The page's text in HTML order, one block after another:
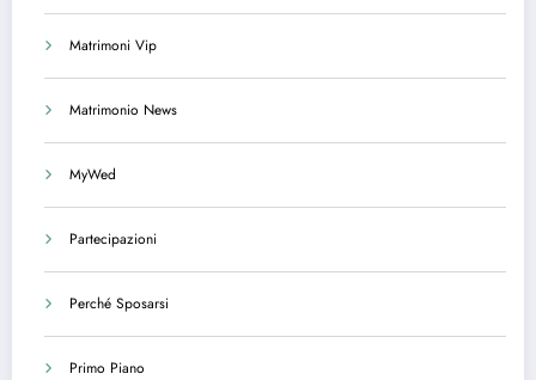
Matrimoni Vip
Matrimonio News
MyWed
Partecipazioni
Perché Sposarsi
Primo Piano